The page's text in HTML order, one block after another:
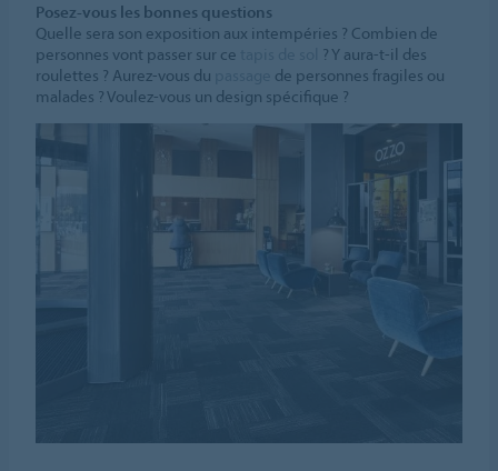
Posez-vous les bonnes questions
Quelle sera son exposition aux intempéries ? Combien de
personnes vont passer sur ce
? Y aura-t-il des
roulettes ? Aurez-vous du
de personnes fragiles ou
malades ? Voulez-vous un design spécifique ?